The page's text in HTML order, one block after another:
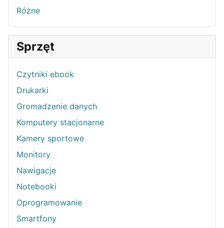
Różne
Sprzęt
Czytniki ebook
Drukarki
Gromadzenie danych
Komputery stacjonarne
Kamery sportowe
Monitory
Nawigacje
Notebooki
Oprogramowanie
Smartfony